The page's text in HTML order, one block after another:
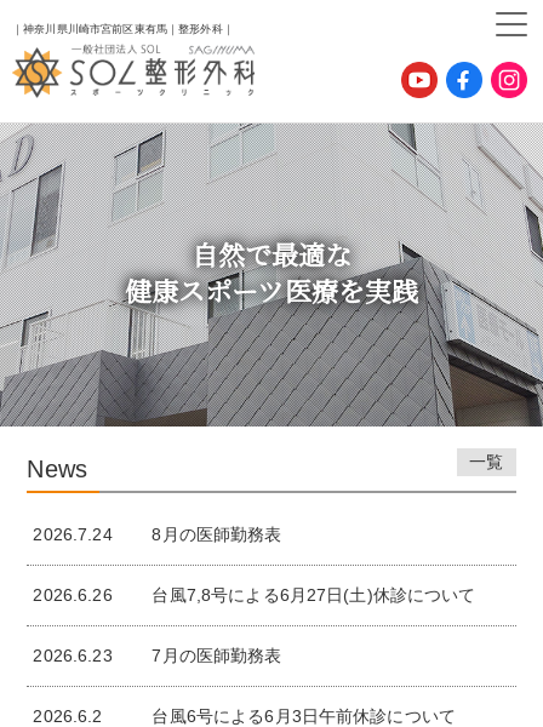
｜神奈川県川崎市宮前区東有馬｜整形外科｜
自然で最適な
健康スポーツ医療を実践
News 一覧
2026.7.24 8月の医師勤務表
2026.6.26 台風7,8号による6月27日(土)休診について
2026.6.23 7月の医師勤務表
2026.6.2 台風6号による6月3日午前休診について